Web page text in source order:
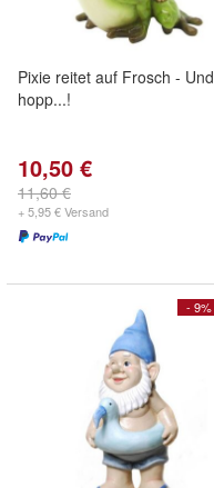
Pixie reitet auf Frosch - Und
hopp...!
10,50 €
11,60 €
+ 5,95 € Versand
- 9%